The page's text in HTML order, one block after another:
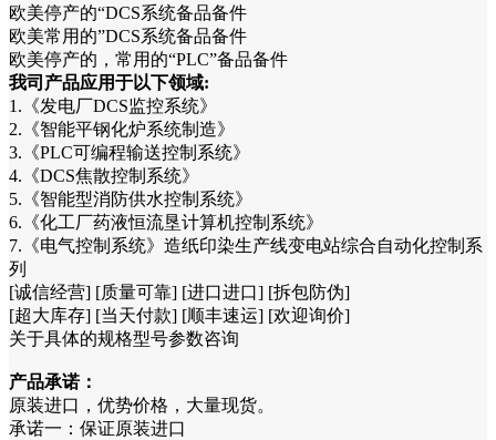
欧美停产的“DCS系统备品备件
欧美常用的”DCS系统备品备件
欧美停产的，常用的“PLC”备品备件
我司产品应用于以下领域:
1.《发电厂DCS监控系统》
2.《智能平钢化炉系统制造》
3.《PLC可编程输送控制系统》
4.《DCS焦散控制系统》
5.《智能型消防供水控制系统》
6.《化工厂药液恒流垦计算机控制系统》
7.《电气控制系统》造纸印染生产线变电站综合自动化控制系
列
[诚信经营] [质量可靠] [进口进口] [拆包防伪]
[超大库存] [当天付款] [顺丰速运] [欢迎询价]
关于具体的规格型号参数咨询
产品承诺：
原装进口，优势价格，大量现货。
承诺一：保证原装进口